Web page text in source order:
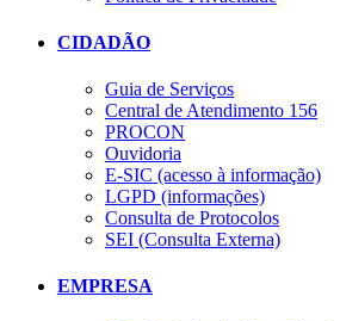
CIDADÃO
Guia de Serviços
Central de Atendimento 156
PROCON
Ouvidoria
E-SIC (acesso à informação)
LGPD (informações)
Consulta de Protocolos
SEI (Consulta Externa)
EMPRESA